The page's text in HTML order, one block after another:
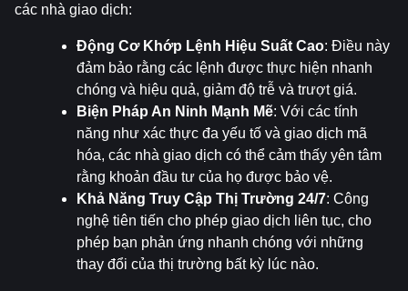
các nhà giao dịch:
Động Cơ Khớp Lệnh Hiệu Suất Cao: Điều này
đảm bảo rằng các lệnh được thực hiện nhanh
chóng và hiệu quả, giảm độ trễ và trượt giá.
Biện Pháp An Ninh Mạnh Mẽ: Với các tính
năng như xác thực đa yếu tố và giao dịch mã
hóa, các nhà giao dịch có thể cảm thấy yên tâm
rằng khoản đầu tư của họ được bảo vệ.
Khả Năng Truy Cập Thị Trường 24/7: Công
nghệ tiên tiến cho phép giao dịch liên tục, cho
phép bạn phản ứng nhanh chóng với những
thay đổi của thị trường bất kỳ lúc nào.